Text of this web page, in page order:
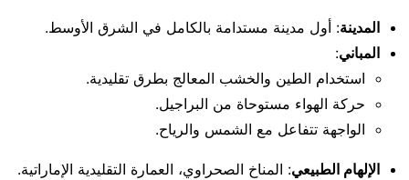
المدينة: أول مدينة مستدامة بالكامل في الشرق الأوسط.
المباني:
استخدام الطين والخشب المعالج بطرق تقليدية.
حركة الهواء مستوحاة من البراجيل.
الواجهة تتفاعل مع الشمس والرياح.
الإلهام الطبيعي: المناخ الصحراوي، العمارة التقليدية الإماراتية.